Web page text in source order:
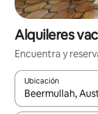
Alquileres
Encuentra y
Ubicación
Cuando los